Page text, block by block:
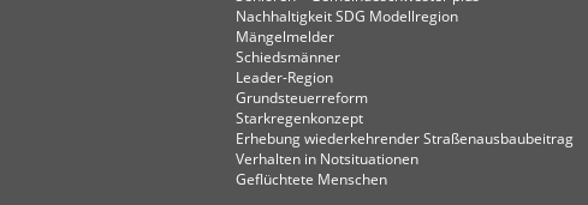
Nachhaltigkeit SDG Modellregion
Mängelmelder
Schiedsmänner
Leader-Region
Grundsteuerreform
Starkregenkonzept
Erhebung wiederkehrender Straßenausbaubeitrag
Verhalten in Not­situationen
Geflüchtete Menschen